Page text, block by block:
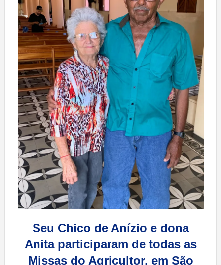
Seu Chico de Anízio e dona
Anita participaram de todas as
Missas do Agricultor, em São